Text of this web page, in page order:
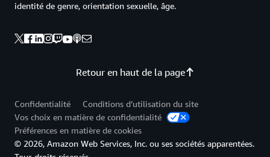
Retour en haut de la page
identité de genre, orientation sexuelle, âge.
Confidentialité
Conditions d’utilisation du site
Vos choix en matière de confidentialité
Préférences en matière de cookies
© 2026, Amazon Web Services, Inc. ou ses sociétés apparentées.